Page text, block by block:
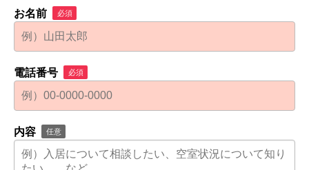
お名前 必須
電話番号 必須
内容 任意